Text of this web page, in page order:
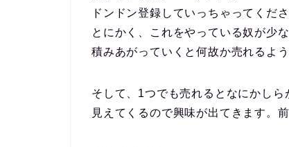
ドンドン登録していっちゃってくださ
とにかく、これをやっている奴が少
積みあがっていくと何故か売れるよ
そして、1つでも売れるとなにかしら
見えてくるので興味が出てきます。